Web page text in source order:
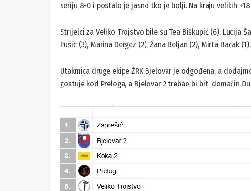
seriju 8-0 i postalo je jasno tko je bolji. Na kraju velikih
Strijelci za Veliko Trojstvo bile su Tea Biškupić (6), Lucija
Pušić (3), Marina Dergez (2), Žana Beljan (2), Mirta Bačak
Utakmica druge ekipe ŽRK Bjelovar je odgođena, a
gostuje kod Preloga, a Bjelovar 2 trebao bi biti domaćin